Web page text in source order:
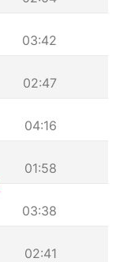
03:42
02:47
04:16
01:58
03:38
02:41